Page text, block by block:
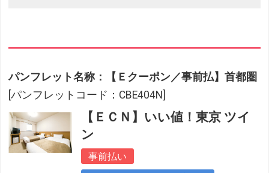
パンフレット名称：【Ｅクーポン／事前払】首都圏
[パンフレットコード：CBE404N]
【ＥＣＮ】いい値！東京 ツイ
ン
事前払い